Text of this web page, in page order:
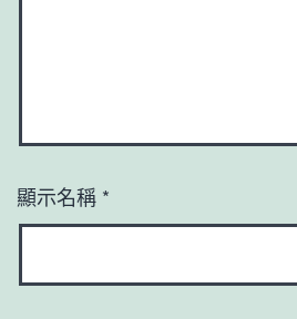
顯示名稱 *